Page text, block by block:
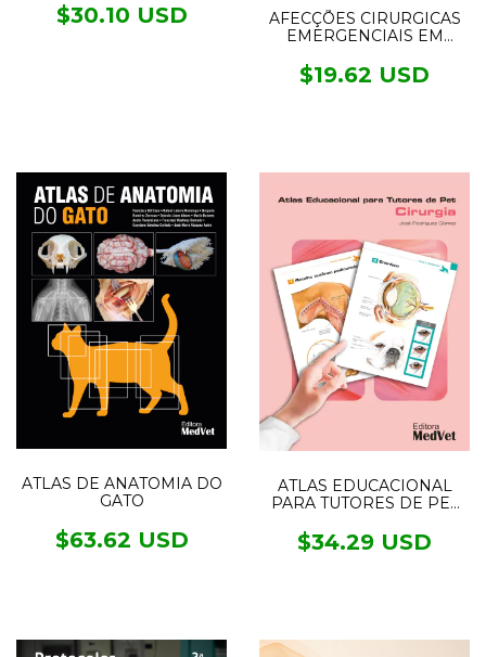
$30.10 USD
AFECÇÕES CIRURGICAS
EMERGENCIAIS EM
$19.62 USD
ATLAS DE ANATOMIA DO
GATO
$63.62 USD
ATLAS EDUCACIONAL
PARA TUTORES DE PET
$34.29 USD